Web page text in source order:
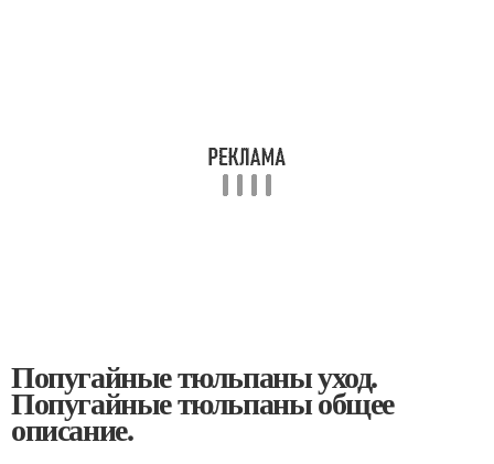
Попугайные тюльпаны уход.
Попугайные тюльпаны общее
описание.